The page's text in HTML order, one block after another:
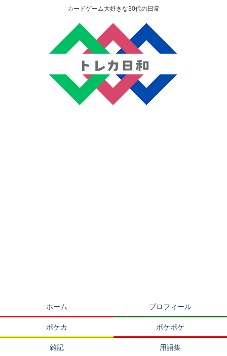
カードゲーム大好きな30代の日常
ホーム プロフィール
ポケカ ポケポケ
雑記 用語集